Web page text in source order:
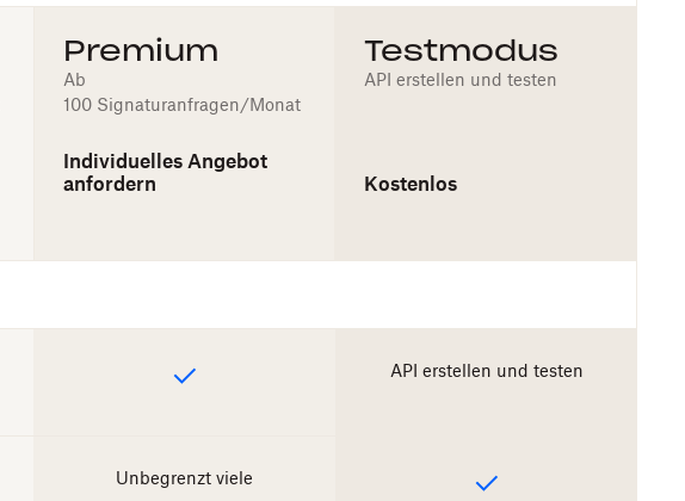
Premium
Ab
100 Signaturanfragen/Monat
Individuelles Angebot
anfordern
Testmodus
API erstellen und testen
Kostenlos
Unbegrenzt viele
API erstellen und testen